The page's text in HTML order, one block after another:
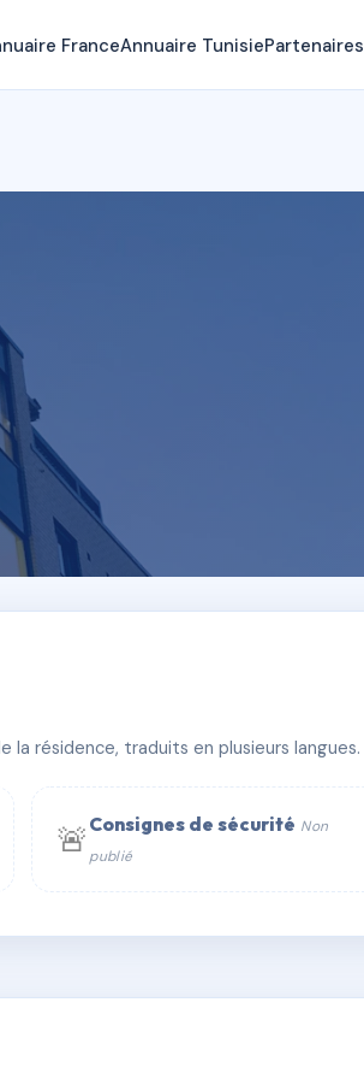
FranceAnnuaire TunisiePartenaires
résidence, traduits en plusieurs langues.
🚨 Consignes de sécurité Non
publié